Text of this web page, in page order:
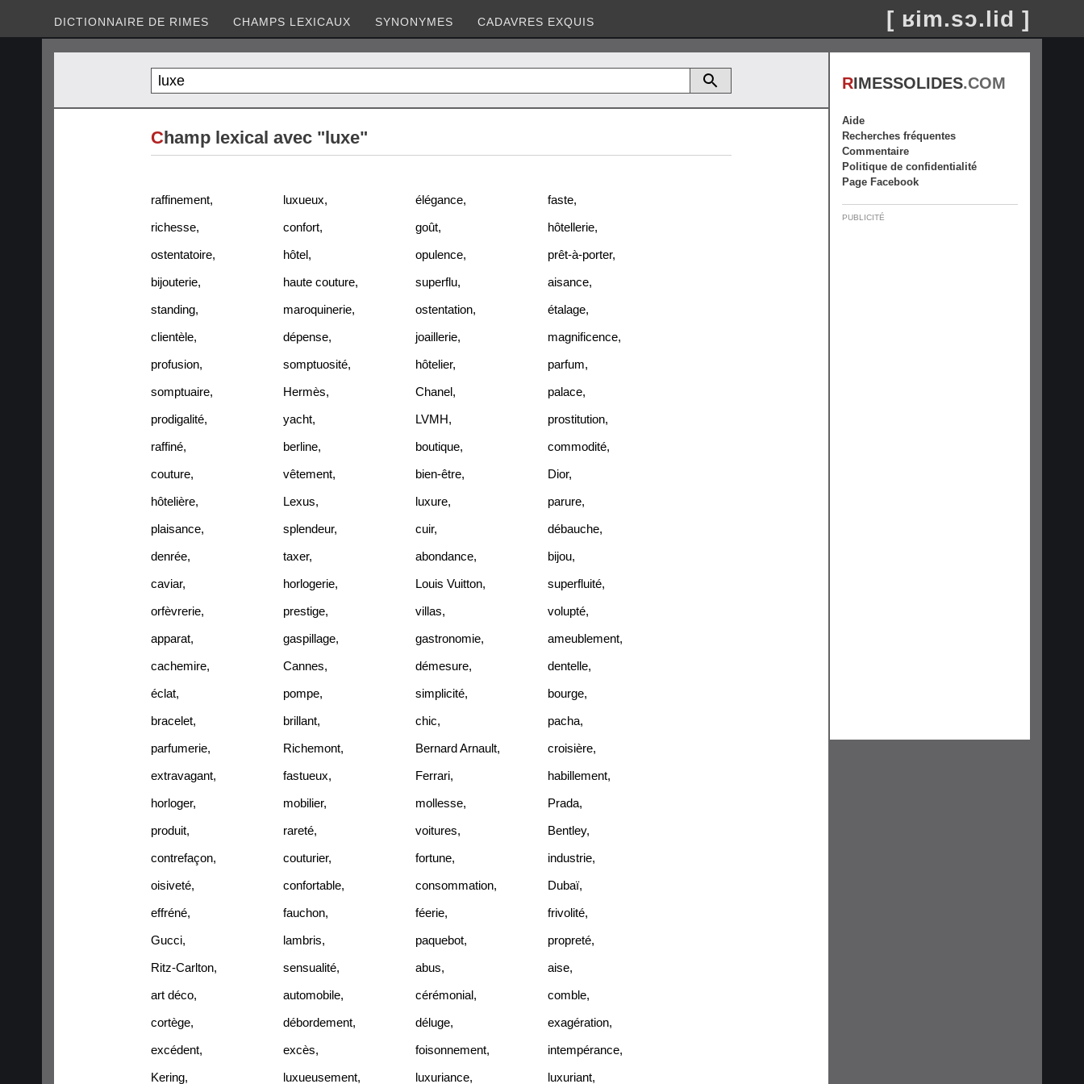
DICTIONNAIRE DE RIMES CHAMPS LEXICAUX SYNONYMES CADAVRES EXQUIS [ ʁim.sɔ.lid ]
Champ lexical avec "luxe"
raffinement, luxueux, élégance, faste,
richesse, confort, goût, hôtellerie,
ostentatoire, hôtel, opulence, prêt-à-porter,
bijouterie, haute couture, superflu, aisance,
standing, maroquinerie, ostentation, étalage,
clientèle, dépense, joaillerie, magnificence,
profusion, somptuosité, hôtelier, parfum,
somptuaire, Hermès, Chanel, palace,
prodigalité, yacht, LVMH, prostitution,
raffiné, berline, boutique, commodité,
couture, vêtement, bien-être, Dior,
hôtelière, Lexus, luxure, parure,
plaisance, splendeur, cuir, débauche,
denrée, taxer, abondance, bijou,
caviar, horlogerie, Louis Vuitton, superfluité,
orfèvrerie, prestige, villas, volupté,
apparat, gaspillage, gastronomie, ameublement,
cachemire, Cannes, démesure, dentelle,
éclat, pompe, simplicité, bourge,
bracelet, brillant, chic, pacha,
parfumerie, Richemont, Bernard Arnault, croisière,
extravagant, fastueux, Ferrari, habillement,
horloger, mobilier, mollesse, Prada,
produit, rareté, voitures, Bentley,
contrefaçon, couturier, fortune, industrie,
oisiveté, confortable, consommation, Dubaï,
effréné, fauchon, féerie, frivolité,
Gucci, lambris, paquebot, propreté,
Ritz-Carlton, sensualité, abus, aise,
art déco, automobile, cérémonial, comble,
cortège, débordement, déluge, exagération,
excédent, excès, foisonnement, intempérance,
Kering, luxueusement, luxuriance, luxuriant,
RIMESSOLIDES.COM
Aide
Recherches fréquentes
Commentaire
Politique de confidentialité
Page Facebook
PUBLICITÉ